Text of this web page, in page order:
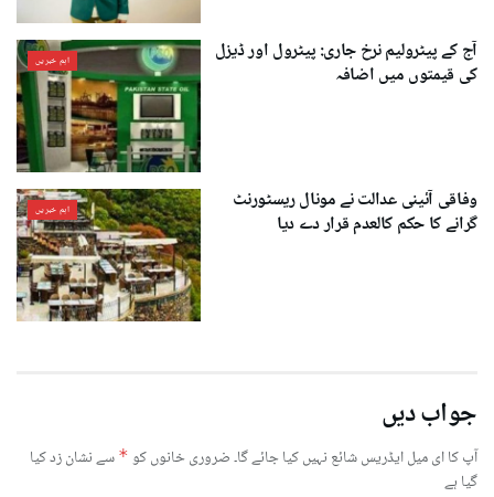
اہم خبریں
آج کے پیٹرولیم نرخ جاری: پیٹرول اور ڈیزل
کی قیمتوں میں اضافہ
اہم خبریں
وفاقی آئینی عدالت نے مونال ریسٹورنٹ
گرانے کا حکم کالعدم قرار دے دیا
جواب دیں
آپ کا ای میل ایڈریس شائع نہیں کیا جائے گا۔ضروری خانوں کو * سے نشان زد کیا
گیا ہے